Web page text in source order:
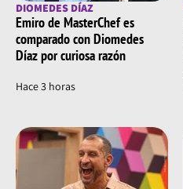
DIOMEDES DÍAZ
Emiro de MasterChef es
comparado con Diomedes
Díaz por curiosa razón
Hace 3 horas